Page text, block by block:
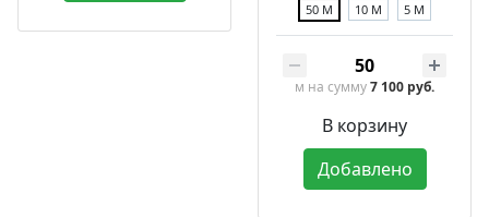
50 М 10 М 5 М
м на сумму7 100 руб.
В корзину
Добавлено